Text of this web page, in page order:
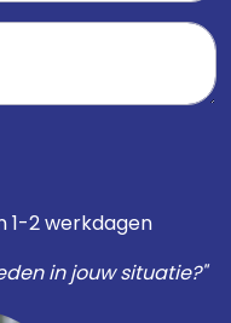
1-2 werkdagen
in jouw situatie?"